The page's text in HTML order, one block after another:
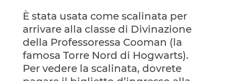
È stata usata come scalinata per
arrivare alla classe di Divinazione
della Professoressa Cooman (la
famosa Torre Nord di Hogwarts).
Per vedere la scalinata, dovrete